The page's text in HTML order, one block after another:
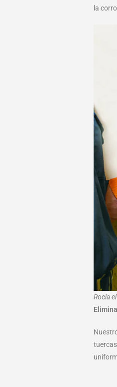
la
Rocía